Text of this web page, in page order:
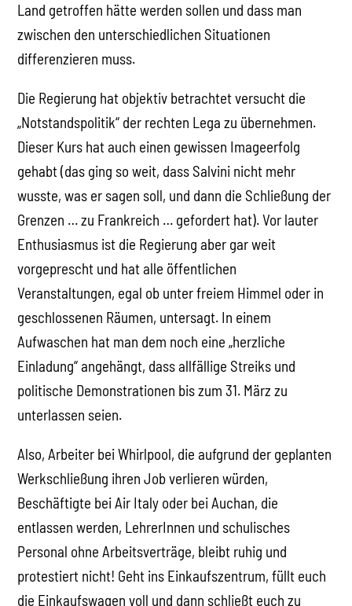
Land getroffen hätte werden sollen und dass man
zwischen den unterschiedlichen Situationen
differenzieren muss.
Die Regierung hat objektiv betrachtet versucht die
„Notstandspolitik“ der rechten Lega zu übernehmen.
Dieser Kurs hat auch einen gewissen Imageerfolg
gehabt (das ging so weit, dass Salvini nicht mehr
wusste, was er sagen soll, und dann die Schließung der
Grenzen … zu Frankreich … gefordert hat). Vor lauter
Enthusiasmus ist die Regierung aber gar weit
vorgeprescht und hat alle öffentlichen
Veranstaltungen, egal ob unter freiem Himmel oder in
geschlossenen Räumen, untersagt. In einem
Aufwaschen hat man dem noch eine „herzliche
Einladung“ angehängt, dass allfällige Streiks und
politische Demonstrationen bis zum 31. März zu
unterlassen seien.
Also, Arbeiter bei Whirlpool, die aufgrund der geplanten
Werkschließung ihren Job verlieren würden,
Beschäftigte bei Air Italy oder bei Auchan, die
entlassen werden, LehrerInnen und schulisches
Personal ohne Arbeitsverträge, bleibt ruhig und
protestiert nicht! Geht ins Einkaufszentrum, füllt euch
die Einkaufswagen voll und dann schließt euch zu